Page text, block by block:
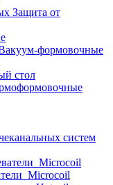
Защита от
формовочные
стол
систем